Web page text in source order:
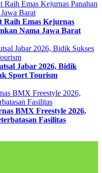
Raih Emas Kejurnas
Nama Jawa Barat
Jabar 2026, Bidik
Sport Tourism
BMX Freestyle 2026,
Fasilitas